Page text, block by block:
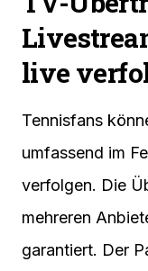
live
Tennisfans
umfassend im
verfolgen. Die
mehreren
garantiert. Der